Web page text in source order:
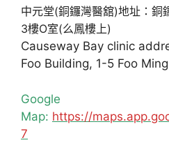
中元堂(銅鑼灣醫舘)地址：銅
3樓O室(么鳳樓上)
Causeway Bay clinic
Foo Building, 1-5 Foo
Google
Map: https://
7